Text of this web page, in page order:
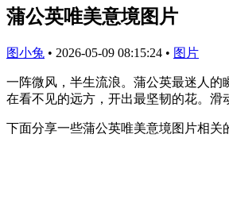
蒲公英唯美意境图片
图小兔 • 2026-05-09 08:15:24 • 图片
一阵微风，半生流浪。蒲公英最迷人
在看不见的远方，开出最坚韧的花。滑
下面分享一些蒲公英唯美意境图片相关